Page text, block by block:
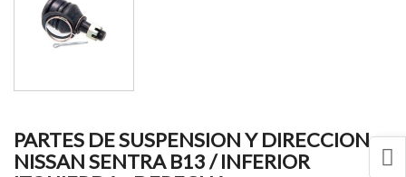
PARTES DE SUSPENSION Y DIRECCION
NISSAN SENTRA B13 / INFERIOR